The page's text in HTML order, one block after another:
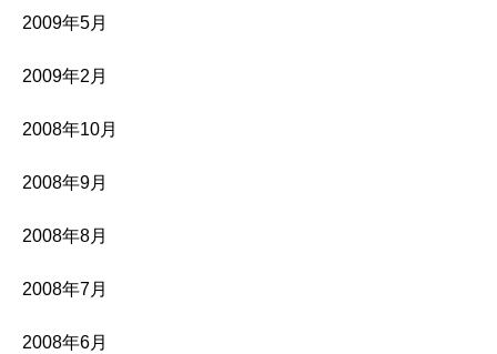
2009年5月
2009年2月
2008年10月
2008年9月
2008年8月
2008年7月
2008年6月